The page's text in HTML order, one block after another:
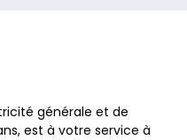
générale et de
est à votre service à